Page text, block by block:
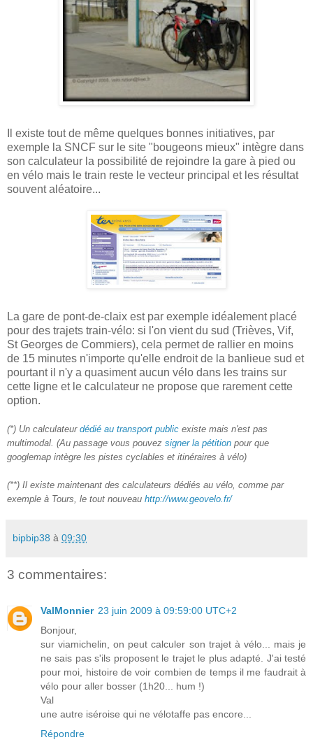
Il existe tout de même quelques bonnes initiatives, par
exemple la SNCF sur le site "bougeons mieux" intègre dans
son calculateur la possibilité de rejoindre la gare à pied ou
en vélo mais le train reste le vecteur principal et les résultat
souvent aléatoire...
La gare de pont-de-claix est par exemple idéalement placé
pour des trajets train-vélo: si l'on vient du sud (Trièves, Vif,
St Georges de Commiers), cela permet de rallier en moins
de 15 minutes n'importe qu'elle endroit de la banlieue sud et
pourtant il n'y a quasiment aucun vélo dans les trains sur
cette ligne et le calculateur ne propose que rarement cette
option.
(*) Un calculateur dédié au transport public existe mais n'est pas
multimodal. (Au passage vous pouvez signer la pétition pour que
googlemap intègre les pistes cyclables et itinéraires à vélo)
(**) Il existe maintenant des calculateurs dédiés au vélo, comme par
exemple à Tours, le tout nouveau http://www.geovelo.fr/
bipbip38 à 09:30
3 commentaires:
ValMonnier 23 juin 2009 à 09:59:00 UTC+2
Bonjour,
sur viamichelin, on peut calculer son trajet à vélo... mais je
ne sais pas s'ils proposent le trajet le plus adapté. J'ai testé
pour moi, histoire de voir combien de temps il me faudrait à
vélo pour aller bosser (1h20... hum !)
Val
une autre iséroise qui ne vélotaffe pas encore...
Répondre